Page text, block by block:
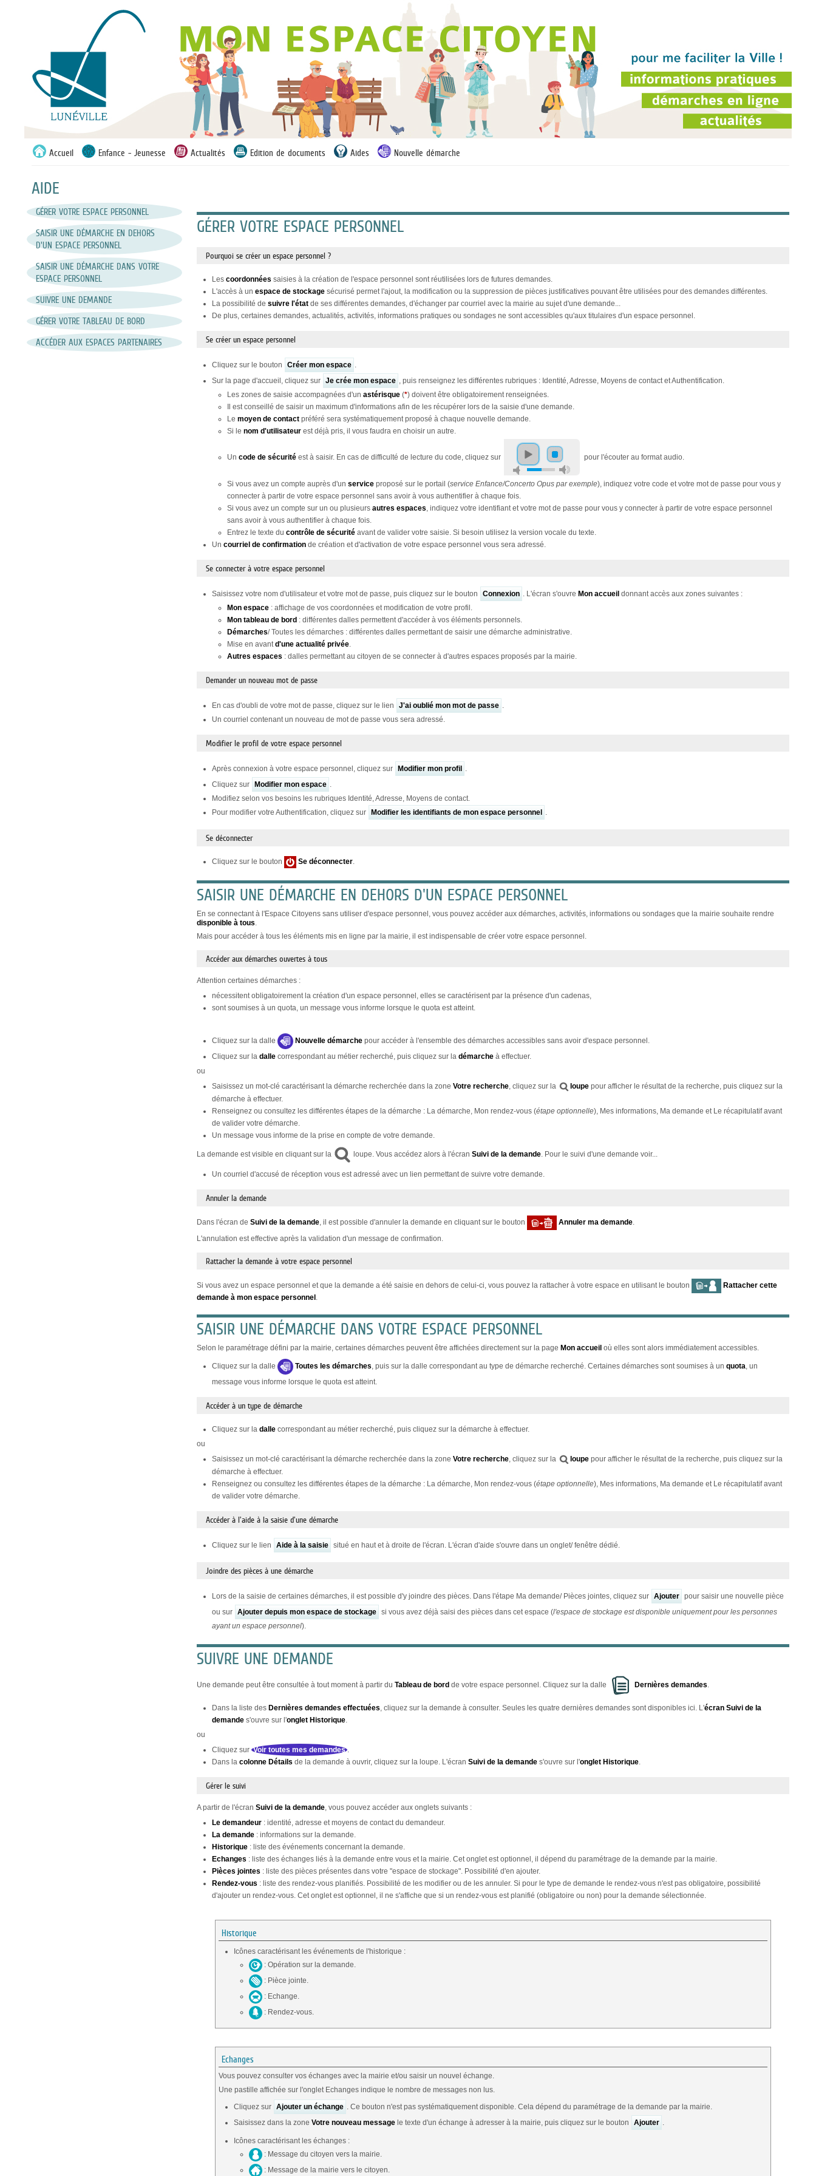
Liste
des
Accueil Enfance - Jeunesse Actualités Edition de documents Aides Nouvelle démarche
AIDE
GÉRER VOTRE ESPACE PERSONNEL
SAISIR UNE DÉMARCHE EN DEHORS
D'UN ESPACE PERSONNEL
SAISIR UNE DÉMARCHE DANS VOTRE
ESPACE PERSONNEL
SUIVRE UNE DEMANDE
GÉRER VOTRE TABLEAU DE BORD
ACCÉDER AUX ESPACES PARTENAIRES
GÉRER VOTRE ESPACE PERSONNEL
Pourquoi se créer un espace personnel ?
Les coordonnées saisies à la création de l'espace personnel sont réutilisées lors de futures demandes.
L'accès à un espace de stockage sécurisé permet l'ajout, la modification ou la suppression de pièces justificatives pouvant être utilisées pour des demandes différentes.
La possibilité de suivre l'état de ses différentes demandes, d'échanger par courriel avec la mairie au sujet d'une demande...
De plus, certaines demandes, actualités, activités, informations pratiques ou sondages ne sont accessibles qu'aux titulaires d'un espace personnel.
Se créer un espace personnel
Cliquez sur le bouton Créer mon espace .
Sur la page d'accueil, cliquez sur Je crée mon espace , puis renseignez les différentes rubriques : Identité, Adresse, Moyens de contact et Authentification.
Les zones de saisie accompagnées d'un astérisque (*) doivent être obligatoirement renseignées.
Il est conseillé de saisir un maximum d'informations afin de les récupérer lors de la saisie d'une demande.
Le moyen de contact préféré sera systématiquement proposé à chaque nouvelle demande.
Si le nom d'utilisateur est déjà pris, il vous faudra en choisir un autre.
Un code de sécurité est à saisir. En cas de difficulté de lecture du code, cliquez sur pour l'écouter au format audio.
Si vous avez un compte auprès d'un service proposé sur le portail (service Enfance/Concerto Opus par exemple), indiquez votre code et votre mot de passe pour vous y
connecter à partir de votre espace personnel sans avoir à vous authentifier à chaque fois.
Si vous avez un compte sur un ou plusieurs autres espaces, indiquez votre identifiant et votre mot de passe pour vous y connecter à partir de votre espace personnel
sans avoir à vous authentifier à chaque fois.
Entrez le texte du contrôle de sécurité avant de valider votre saisie. Si besoin utilisez la version vocale du texte.
Un courriel de confirmation de création et d'activation de votre espace personnel vous sera adressé.
Se connecter à votre espace personnel
Saisissez votre nom d'utilisateur et votre mot de passe, puis cliquez sur le bouton Connexion . L'écran s'ouvre Mon accueil donnant accès aux zones suivantes :
Mon espace : affichage de vos coordonnées et modification de votre profil.
Mon tableau de bord : différentes dalles permettent d'accéder à vos éléments personnels.
Démarches/ Toutes les démarches : différentes dalles permettant de saisir une démarche administrative.
Mise en avantd'une actualité privée.
Autres espaces : dalles permettant au citoyen de se connecter à d'autres espaces proposés par la mairie.
Demander un nouveau mot de passe
En cas d'oubli de votre mot de passe, cliquez sur le lien J'ai oublié mon mot de passe .
Un courriel contenant un nouveau de mot de passe vous sera adressé.
Modifier le profil de votre espace personnel
Après connexion à votre espace personnel, cliquez sur Modifier mon profil
.
Cliquez sur
Modifier mon espace .
Modifiez selon vos besoins les rubriques Identité, Adresse, Moyens de contact.
Pour modifier votre Authentification, cliquez sur
Modifier les identifiants de mon espace personnel .
Se déconnecter
Cliquez sur le bouton Se déconnecter.
SAISIR UNE DÉMARCHE EN DEHORS D'UN ESPACE PERSONNEL
En se connectant à l'Espace Citoyens sans utiliser d'espace personnel, vous pouvez accéder aux démarches, activités, informations ou sondages que la mairie souhaite rendre
disponible à tous.
Mais pour accéder à tous les éléments mis en ligne par la mairie, il est indispensable de créer votre espace personnel.
Accéder aux démarches ouvertes à tous
Attention certaines démarches :
nécessitent obligatoirement la création d'un espace personnel, elles se caractérisent par la présence d'un cadenas,
sont soumises à un quota, un message vous informe lorsque le quota est atteint.
Cliquez sur la dalle Nouvelle démarche pour accéder à l'ensemble des démarches accessibles sans avoir d'espace personnel.
Cliquez sur la dalle correspondant au métier recherché, puis cliquez sur la démarche à effectuer.
ou
Saisissez un mot-clé caractérisant la démarche recherchée dans la zone Votre recherche, cliquez sur la loupe pour afficher le résultat de la recherche, puis cliquez sur la
démarche à effectuer.
Renseignez ou consultez les différentes étapes de la démarche : La démarche, Mon rendez-vous (étape optionnelle), Mes informations, Ma demande et Le récapitulatif avant
de valider votre démarche.
Un message vous informe de la prise en compte de votre demande.
La demande est visible en cliquant sur la loupe. Vous accédez alors à l'écran Suivi de la demande. Pour le suivi d'une demande voir...
Un courriel d'accusé de réception vous est adressé avec un lien permettant de suivre votre demande.
Annuler la demande
Dans l'écran de Suivi de la demande, il est possible d'annuler la demande en cliquant sur le bouton Annuler ma demande.
L'annulation est effective après la validation d'un message de confirmation.
Rattacher la demande à votre espace personnel
Si vous avez un espace personnel et que la demande a été saisie en dehors de celui-ci, vous pouvez la rattacher à votre espace en utilisant le bouton
Rattacher cette
demande à mon espace personnel .
SAISIR UNE DÉMARCHE DANS VOTRE ESPACE PERSONNEL
Selon le paramétrage défini par la mairie, certaines démarches peuvent être affichées directement sur la page Mon accueil où elles sont alors immédiatement accessibles.
Cliquez sur la dalle Toutes les démarches , puis sur la dalle correspondant au type de démarche recherché. Certaines démarches sont soumises à un quota , un
message vous informe lorsque le quota est atteint.
Accéder à un type de démarche
Cliquez sur la dalle correspondant au métier recherché, puis cliquez sur la démarche à effectuer.
ou
Saisissez un mot-clé caractérisant la démarche recherchée dans la zone Votre recherche, cliquez sur la loupe pour afficher le résultat de la recherche, puis cliquez sur la
démarche à effectuer.
Renseignez ou consultez les différentes étapes de la démarche : La démarche, Mon rendez-vous (étape optionnelle), Mes informations, Ma demande et Le récapitulatif avant
de valider votre démarche.
Accéder à l'aide à la saisie d'une démarche
Cliquez sur le lien Aide à la saisie situé en haut et à droite de l'écran. L'écran d'aide s'ouvre dans un onglet/ fenêtre dédié.
Joindre des pièces à une démarche
Lors de la saisie de certaines démarches, il est possible d'y joindre des pièces. Dans l'étape Ma demande/ Pièces jointes, cliquez sur Ajouter pour saisir une nouvelle pièce
ou sur Ajouter depuis mon espace de stockage si vous avez déjà saisi des pièces dans cet espace (l'espace de stockage est disponible uniquement pour les personnes
ayant un espace personnel).
SUIVRE UNE DEMANDE
Une demande peut être consultée à tout moment à partir du Tableau de bord de votre espace personnel. Cliquez sur la dalle Dernières demandes.
Dans la liste des Dernières demandes effectuées, cliquez sur la demande à consulter. Seules les quatre dernières demandes sont disponibles ici. L'écran Suivi de la
demande s'ouvre sur l'onglet Historique.
ou
Cliquez sur Voir toutes mes demandes .
Dans la colonne Détails de la demande à ouvrir, cliquez sur la loupe. L'écran Suivi de la demande s'ouvre sur l'onglet Historique.
Gérer le suivi
A partir de l'écran Suivi de la demande, vous pouvez accéder aux onglets suivants :
Le demandeur : identité, adresse et moyens de contact du demandeur.
La demande : informations sur la demande.
Historique : liste des événements concernant la demande.
Echanges : liste des échanges liés à la demande entre vous et la mairie. Cet onglet est optionnel, il dépend du paramétrage de la demande par la mairie.
Pièces jointes : liste des pièces présentes dans votre "espace de stockage". Possibilité d'en ajouter.
Rendez-vous : liste des rendez-vous planifiés. Possibilité de les modifier ou de les annuler. Si pour le type de demande le rendez-vous n'est pas obligatoire, possibilité
d'ajouter un rendez-vous. Cet onglet est optionnel, il ne s'affiche que si un rendez-vous est planifié (obligatoire ou non) pour la demande sélectionnée.
Historique
Icônes caractérisant les événements de l'historique :
: Opération sur la demande.
: Pièce jointe.
: Echange.
: Rendez-vous.
Echanges
Vous pouvez consulter vos échanges avec la mairie et/ou saisir un nouvel échange.
Une pastille affichée sur l'onglet Echanges indique le nombre de messages non lus.
Cliquez sur Ajouter un échange
. Ce bouton n'est pas systématiquement disponible. Cela dépend du paramétrage de la demande par la mairie.
Saisissez dans la zone Votre nouveau message le texte d'un échange à adresser à la mairie, puis cliquez sur le bouton Ajouter
Icônes caractérisant les échanges :
: Message du citoyen vers la mairie.
: Message de la mairie vers le citoyen.